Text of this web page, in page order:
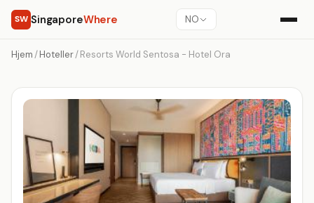
SW SingaporeWhere NO
Hjem /Hoteller/Resorts World Sentosa - Hotel Ora